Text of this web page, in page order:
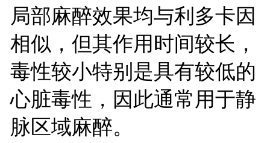
局部麻醉效果均与利多卡因
相似，但其作用时间较长，
毒性较小特别是具有较低的
心脏毒性，因此通常用于静
脉区域麻醉。